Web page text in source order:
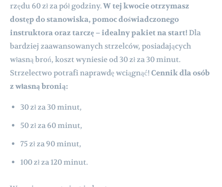
rzędu 60 zł za pół godziny.W tej kwocie otrzymasz
dostęp do stanowiska, pomoc doświadczonego
instruktora oraz tarczę – idealny pakiet na start!Dla
bardziej zaawansowanych strzelców, posiadających
własną broń, koszt wyniesie od 30 zł za 30 minut.
Strzelectwo potrafi naprawdę wciągnąć! Cennik dla osób
z własną bronią:
30 zł za 30 minut,
50 zł za 60 minut,
75 zł za 90 minut,
100 zł za 120 minut.